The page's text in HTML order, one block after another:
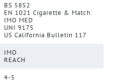
BS 5852
EN 1021 Cigarette & Match
IMO MED
UNI 9175
US California Bulletin 117
IMO
REACH
4-5